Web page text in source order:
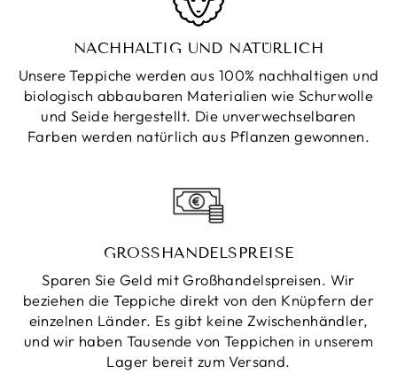
NACHHALTIG UND NATÜRLICH
Unsere Teppiche werden aus 100% nachhaltigen und
biologisch abbaubaren Materialien wie Schurwolle
und Seide hergestellt. Die unverwechselbaren
Farben werden natürlich aus Pflanzen gewonnen.
GROSSHANDELSPREISE
Sparen Sie Geld mit Großhandelspreisen. Wir
beziehen die Teppiche direkt von den Knüpfern der
einzelnen Länder. Es gibt keine Zwischenhändler,
und wir haben Tausende von Teppichen in unserem
Lager bereit zum Versand.